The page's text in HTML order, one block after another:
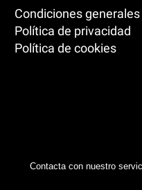
Condiciones generales
Política de privacidad
Política de cookies
Contacta con nuestro